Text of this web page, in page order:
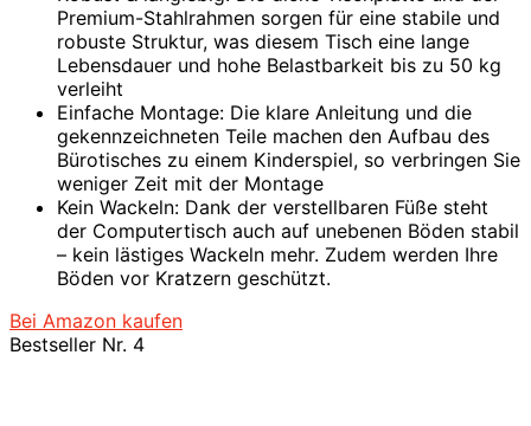
Premium-Stahlrahmen sorgen für eine stabile und
robuste Struktur, was diesem Tisch eine lange
Lebensdauer und hohe Belastbarkeit bis zu 50 kg
verleiht
Einfache Montage: Die klare Anleitung und die
gekennzeichneten Teile machen den Aufbau des
Bürotisches zu einem Kinderspiel, so verbringen Sie
weniger Zeit mit der Montage
Kein Wackeln: Dank der verstellbaren Füße steht
der Computertisch auch auf unebenen Böden stabil
– kein lästiges Wackeln mehr. Zudem werden Ihre
Böden vor Kratzern geschützt.
Bei Amazon kaufen
Bestseller Nr. 4